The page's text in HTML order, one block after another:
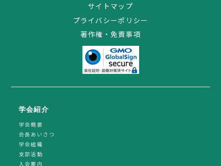
サイトマップ
プライバシーポリシー
著作権・免責事項
学会紹介
学会概要
会長あいさつ
学会組織
支部活動
入会案内